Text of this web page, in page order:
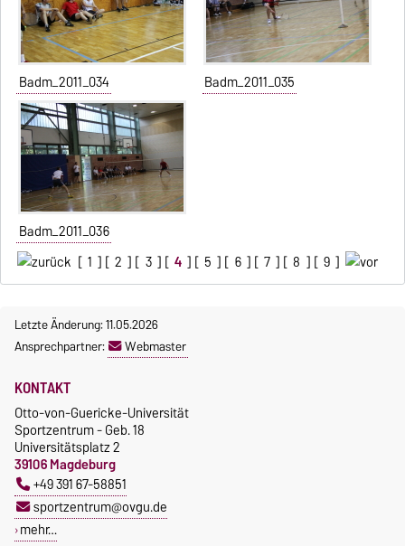
Badm_2011_034 Badm_2011_035
Badm_2011_036
[ 1 ] [ 2 ] [ 3 ] [ 4 ] [ 5 ] [ 6 ] [ 7 ] [ 8 ] [ 9 ]
Letzte Änderung: 11.05.2026
Ansprechpartner:
Webmaster
KONTAKT
Otto-von-Guericke-Universität
Sportzentrum - Geb. 18
Universitätsplatz 2
39106 Magdeburg
+49 391 67-58851
sportzentrum@ovgu.de
mehr…